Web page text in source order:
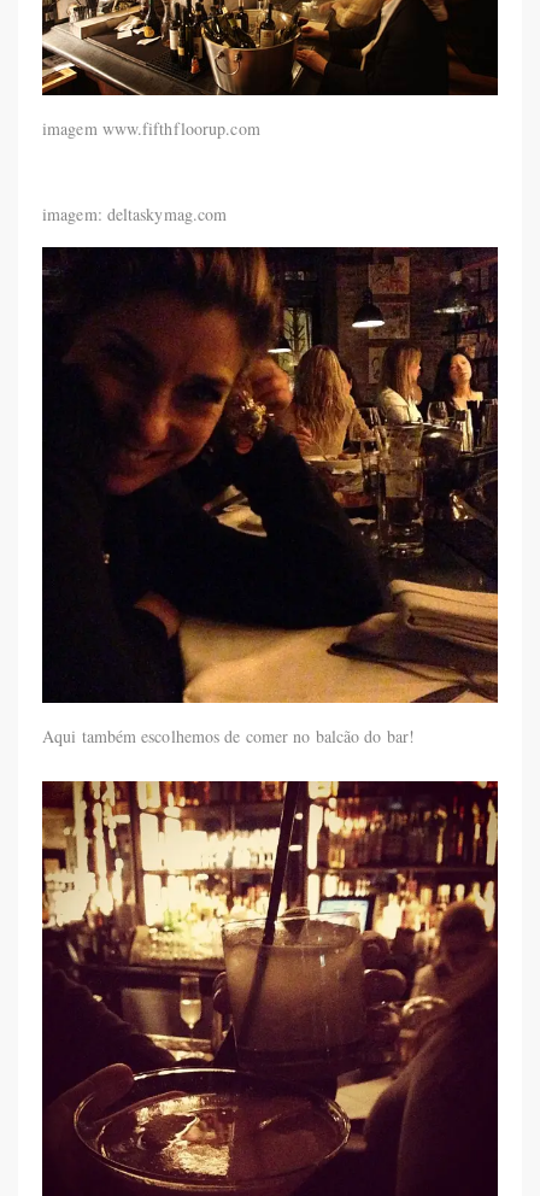
imagem www.fifthfloorup.com
imagem: deltaskymag.com
Aqui também escolhemos de comer no balcão do bar!